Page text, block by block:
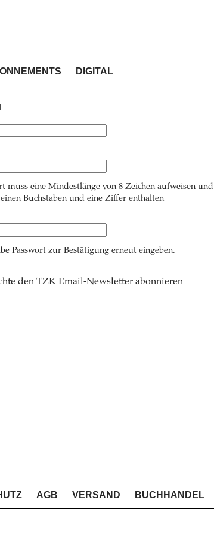
DIGITAL
muss eine Mindestlänge von 8 Zeichen aufweisen und
Buchstaben und eine Ziffer enthalten
Passwort zur Bestätigung erneut eingeben.
den TZK Email-Newsletter abonnieren
AGB VERSAND BUCHHANDEL